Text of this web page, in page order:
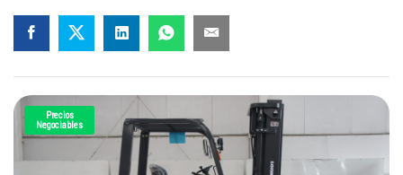
Precios
Negociables